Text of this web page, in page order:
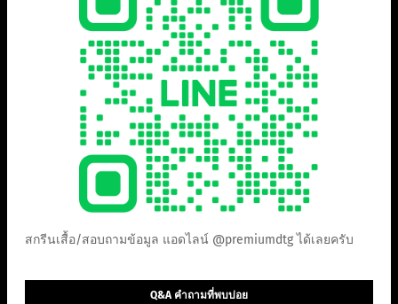
สกรีนเสื้อ/สอบถามข้อมูล แอดไลน์ @premiumdtg ได้เลยครับ
Q&A คำถามที่พบบ่อย